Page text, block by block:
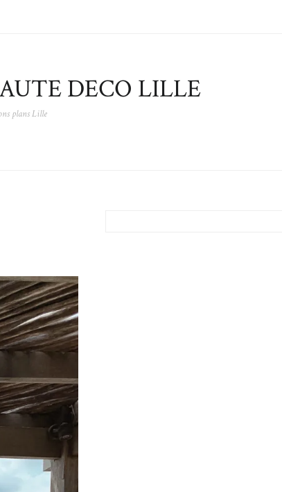
DECO LILLE
plans Lille